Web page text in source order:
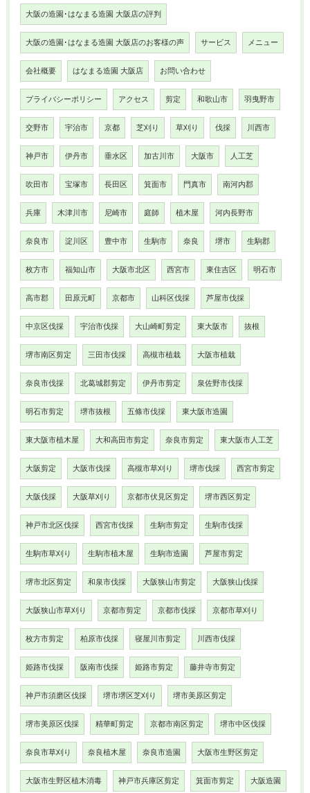
大阪の造園･はなまる造園 大阪店の評判
大阪の造園･はなまる造園 大阪店のお客様の声 サービス メニュー
会社概要 はなまる造園 大阪店 お問い合わせ
プライバシーポリシー アクセス 剪定 和歌山市 羽曳野市
交野市 宇治市 京都 芝刈り 草刈り 伐採 川西市
神戸市 伊丹市 垂水区 加古川市 大阪市 人工芝
吹田市 宝塚市 長田区 箕面市 門真市 南河内郡
兵庫 木津川市 尼崎市 庭師 植木屋 河内長野市
奈良市 淀川区 豊中市 生駒市 奈良 堺市 生駒郡
枚方市 福知山市 大阪市北区 西宮市 東住吉区 明石市
高市郡 田原元町 京都市 山科区伐採 芦屋市伐採
中京区伐採 宇治市伐採 大山崎町剪定 東大阪市 抜根
堺市南区剪定 三田市伐採 高槻市植栽 大阪市植栽
奈良市伐採 北葛城郡剪定 伊丹市剪定 泉佐野市伐採
明石市剪定 堺市抜根 五條市伐採 東大阪市造園
東大阪市植木屋 大和高田市剪定 奈良市剪定 東大阪市人工芝
大阪剪定 大阪市伐採 高槻市草刈り 堺市伐採 西宮市剪定
大阪伐採 大阪草刈り 京都市伏見区剪定 堺市西区剪定
神戸市北区伐採 西宮市伐採 生駒市剪定 生駒市伐採
生駒市草刈り 生駒市植木屋 生駒市造園 芦屋市剪定
堺市北区剪定 和泉市伐採 大阪狭山市剪定 大阪狭山伐採
大阪狭山市草刈り 京都市剪定 京都市伐採 京都市草刈り
枚方市剪定 柏原市伐採 寝屋川市剪定 川西市伐採
姫路市伐採 阪南市伐採 姫路市剪定 藤井寺市剪定
神戸市須磨区伐採 堺市堺区芝刈り 堺市美原区剪定
堺市美原区伐採 精華町剪定 京都市南区剪定 堺市中区伐採
奈良市草刈り 奈良植木屋 奈良市造園 大阪市生野区剪定
大阪市生野区植木消毒 神戸市兵庫区剪定 箕面市剪定 大阪造園